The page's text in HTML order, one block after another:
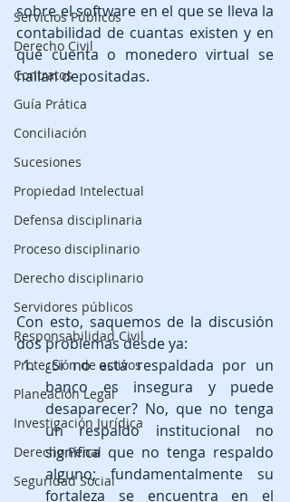
Servicios Públicos
Derecho Civil
Contratos
Guía Prática
Conciliación
Sucesiones
Propiedad Intelectual
Defensa disciplinaria
Proceso disciplinario
Derecho disciplinario
Servidores públicos
Responsabilidad Civil
Protección de activos
Planeación Legal
Investigación Jurídica
Derecho Penal
Seguridad Social
sobre el software en el que se lleva la
contabilidad de cuantas existen y en
qué cuenta o monedero virtual se
hallan depositadas.
Con esto, saquemos de la discusión
dos problemas desde ya:
¿Si no está respaldada por un
banco es insegura y puede
desaparecer? No, que no tenga
un respaldo institucional no
significa que no tenga respaldo
alguno; fundamentalmente su
fortaleza se encuentra en el